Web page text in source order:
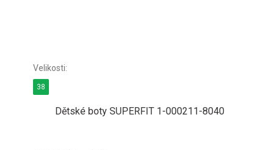
Dětské boty SUPERFIT 1-000211-8040
38